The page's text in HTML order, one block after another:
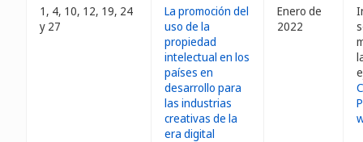
1, 4, 10, 12, 19, 24
y 27
La promoción del
uso de la
propiedad
intelectual en los
países en
desarrollo para
las industrias
creativas de la
era digital
Enero de
2022